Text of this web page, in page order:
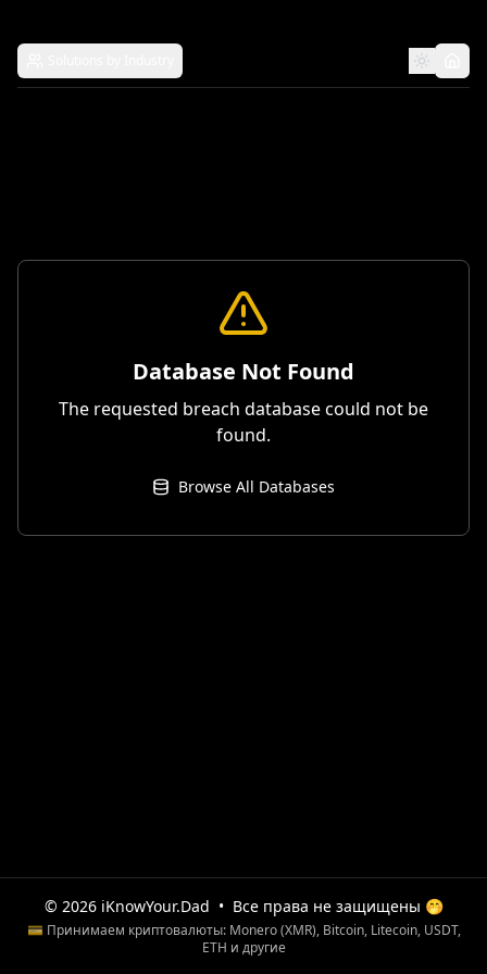
Database Not Found
The requested breach database could not be
found.
Browse All Databases
© 2026 iKnowYour.Dad • Все права не защищены 🤭
💳 Принимаем криптовалюты: Monero (XMR), Bitcoin, Litecoin, USDT,
ETH и другие